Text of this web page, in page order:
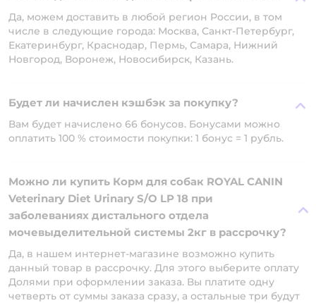
Да, можем доставить в любой регион России, в том
числе в следующие города: Москва, Санкт-Петербург,
Екатеринбург, Краснодар, Пермь, Самара, Нижний
Новгород, Воронеж, Новосибирск, Казань.
Будет ли начислен кэшбэк за покупку?
Вам будет начислено 66 бонусов. Бонусами можно
оплатить 100 % стоимости покупки: 1 бонус = 1 рубль.
Можно ли купить Корм для собак ROYAL CANIN
Veterinary Diet Urinary S/O LP 18 при
заболеваниях дистального отдела
мочевыделительной системы 2кг в рассрочку?
Да, в нашем интернет-магазине возможно купить
данный товар в рассрочку. Для этого выберите оплату
Долями при оформлении заказа. Вы платите одну
четверть от суммы заказа сразу, а остальные три будут